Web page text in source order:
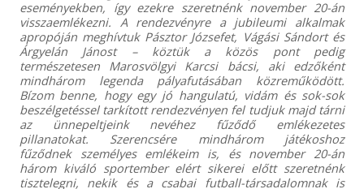
eseményekben, így ezekre szeretnénk november 20-án
visszaemlékezni. A rendezvényre a jubileumi alkalmak
apropóján meghívtuk Pásztor Józsefet, Vágási Sándort és
Árgyelán Jánost – köztük a közös pont pedig
természetesen Marosvölgyi Karcsi bácsi, aki edzőként
mindhárom legenda pályafutásában közreműködött.
Bízom benne, hogy egy jó hangulatú, vidám és sok-sok
beszélgetéssel tarkított rendezvényen fel tudjuk majd tárni
az ünnepeltjeink nevéhez fűződő emlékezetes
pillanatokat. Szerencsére mindhárom játékoshoz
fűződnek személyes emlékeim is, és november 20-án
három kiváló sportember elért sikerei előtt szeretnénk
tisztelegni, nekik és a csabai futball-társadalomnak is